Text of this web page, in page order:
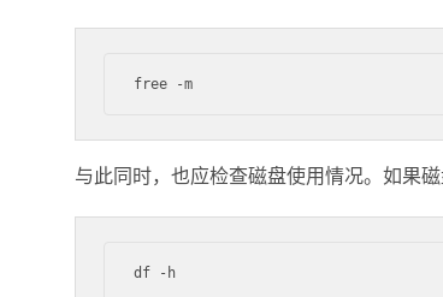
与此同时，也应检查磁盘使用情况。如果